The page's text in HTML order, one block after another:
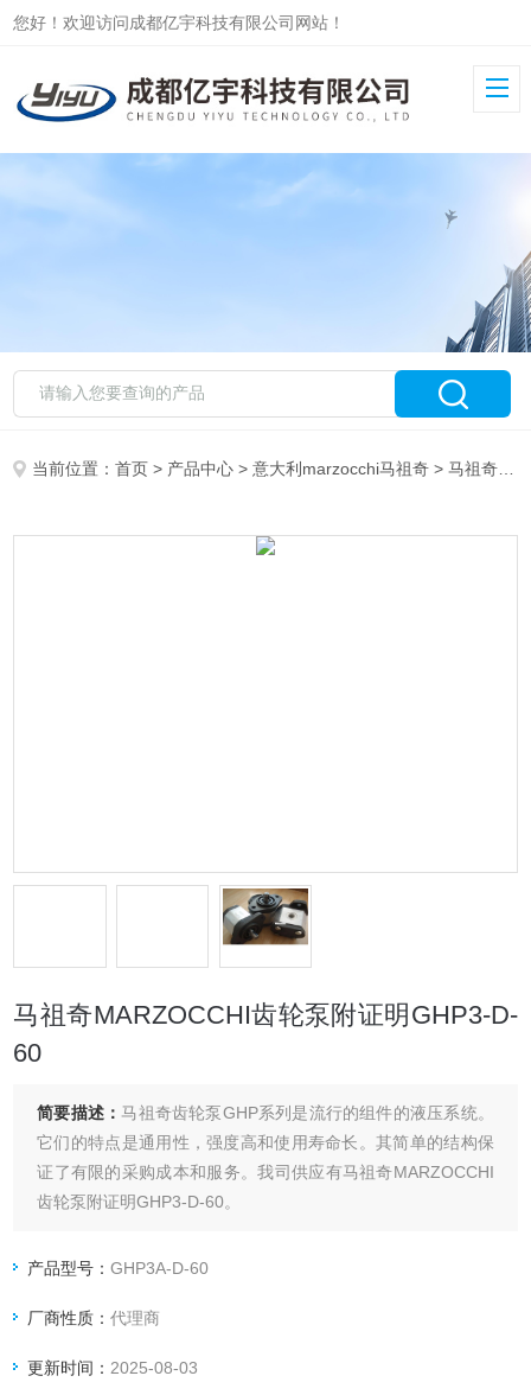
您好！欢迎访问成都亿宇科技有限公司网站！
当前位置：首页 > 产品中心 >意大利marzocchi马祖奇 >马祖奇GHP
马祖奇MARZOCCHI齿轮泵附证明GHP3-D-
60
简要描述：马祖奇齿轮泵GHP系列是流行的组件的液压系统。
它们的特点是通用性，强度高和使用寿命长。其简单的结构保
证了有限的采购成本和服务。我司供应有马祖奇MARZOCCHI
齿轮泵附证明GHP3-D-60。
产品型号：GHP3A-D-60
厂商性质：代理商
更新时间： 2025-08-03